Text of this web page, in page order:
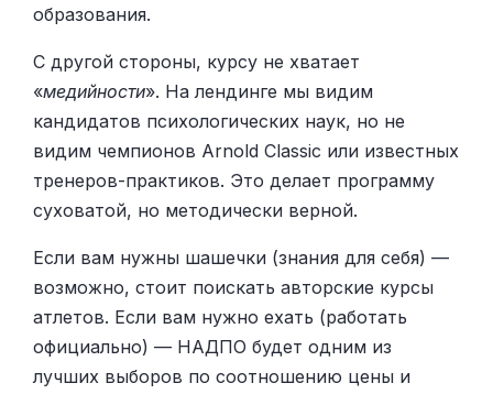
образования.
С другой стороны, курсу не хватает
«медийности». На лендинге мы видим
кандидатов психологических наук, но не
видим чемпионов Arnold Classic или известных
тренеров-практиков. Это делает программу
суховатой, но методически верной.
Если вам нужны шашечки (знания для себя) —
возможно, стоит поискать авторские курсы
атлетов. Если вам нужно ехать (работать
официально) — НАДПО будет одним из
лучших выборов по соотношению цены и